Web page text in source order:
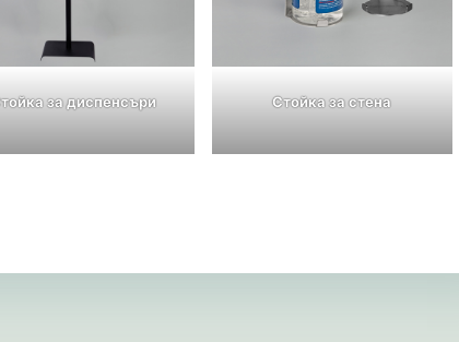
за диспенсъри Стойка за стена